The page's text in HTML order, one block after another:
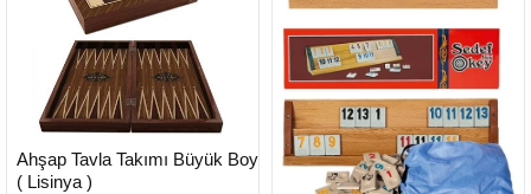
TESLİMAT
Ahşap Tavla Takımı Büyük Boy
( Lisinya )